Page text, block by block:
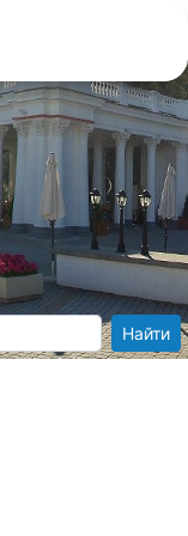
Найти